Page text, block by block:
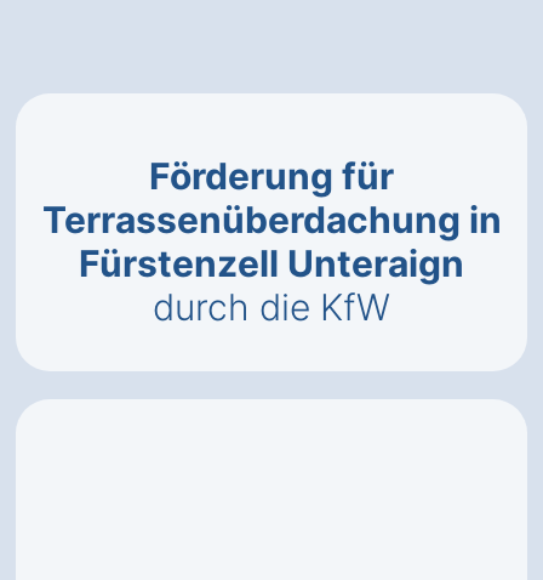
Förderung für
Terrassenüberdachung in
Fürstenzell Unteraign
durch die KfW